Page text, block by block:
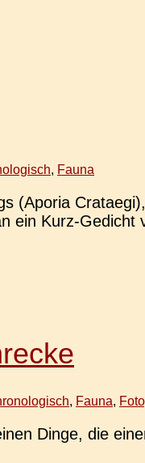
, Fauna
(Aporia
ein Kurz-Gedicht
, Fauna,
Dinge, die